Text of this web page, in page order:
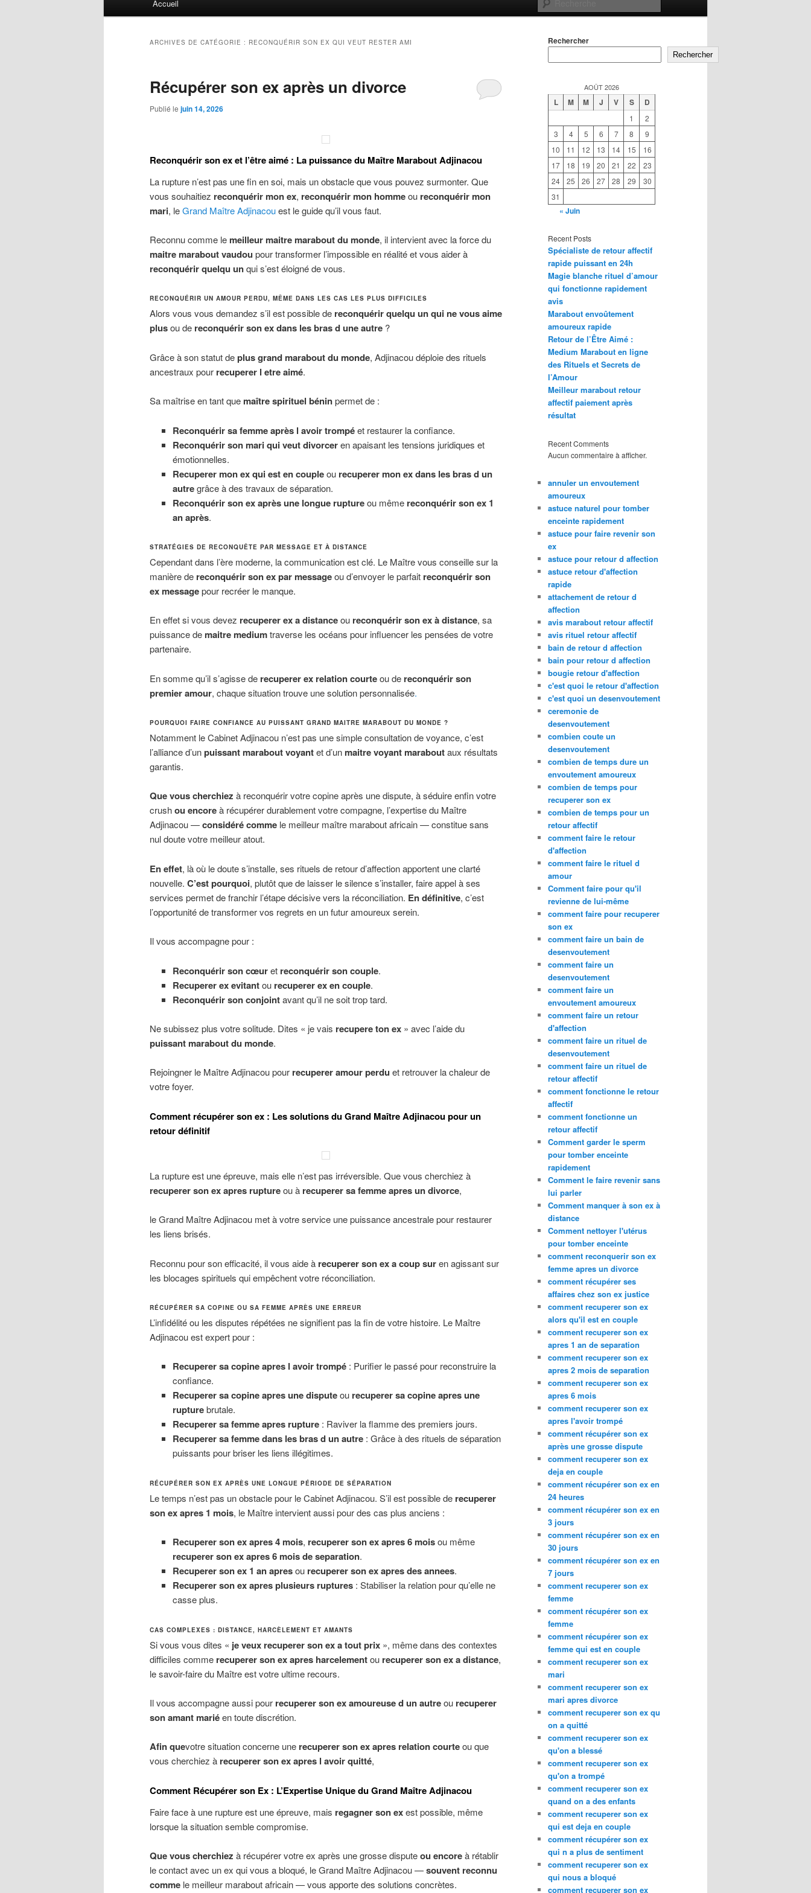
Accueil
ARCHIVES DE CATÉGORIE : RECONQUÉRIR SON EX QUI VEUT RESTER AMI
Récupérer son ex après un divorce
Publié le juin 14, 2026
Reconquérir son ex et l’être aimé : La puissance du Maître Marabout Adjinacou
La rupture n’est pas une fin en soi, mais un obstacle que vous pouvez surmonter. Que
vous souhaitiez reconquérir mon ex, reconquérir mon hommeou reconquérir mon
mari, leGrand Maître Adjinacouest le guide qu’il vous faut.
Reconnu comme le meilleur maitre marabout du monde, il intervient avec la force du
maitre marabout vaudou pour transformer l’impossible en réalité et vous aider à
reconquérir quelqu unqui s’est éloigné de vous.
RECONQUÉRIR UN AMOUR PERDU, MÊME DANS LES CAS LES PLUS DIFFICILES
Alors vous vous demandez s’il est possible de reconquérir quelqu un qui ne vous aime
plusou de reconquérir son ex dans les bras d une autre ?
Grâce à son statut deplus grand marabout du monde, Adjinacou déploie des rituels
ancestraux pour recuperer l etre aimé.
Sa maîtrise en tant que maître spirituel béninpermet de :
Reconquérir sa femme après l avoir trompéet restaurer la confiance.
Reconquérir son mari qui veut divorceren apaisant les tensions juridiques et
émotionnelles.
Recuperer mon ex qui est en coupleou recuperer mon ex dans les bras d un
autregrâce à des travaux de séparation.
Reconquérir son ex après une longue ruptureou même reconquérir son ex 1
an après.
STRATÉGIES DE RECONQUÊTE PAR MESSAGE ET À DISTANCE
Cependant dans l’ère moderne, la communication est clé. Le Maître vous conseille sur la
manière de reconquérir son ex par messageou d’envoyer le parfait reconquérir son
ex messagepour recréer le manque.
En effet si vous devez recuperer ex a distanceou reconquérir son ex à distance, sa
puissance de maitre mediumtraverse les océans pour influencer les pensées de votre
partenaire.
En somme qu’il s’agisse de recuperer ex relation courteou de reconquérir son
premier amour, chaque situation trouve une solution personnalisée.
POURQUOI FAIRE CONFIANCE AU PUISSANT GRAND MAITRE MARABOUT DU MONDE ?
Notamment le Cabinet Adjinacou n’est pas une simple consultation de voyance, c’est
l’alliance d’unpuissant marabout voyantet d’un maitre voyant maraboutaux résultats
garantis.
Que vous cherchiez à reconquérir votre copine après une dispute, à séduire enfin votre
crushou encoreà récupérer durablement votre compagne, l’expertise du Maître
Adjinacou —considéré comme le meilleur maître marabout africain — constitue sans
nul doute votre meilleur atout.
En effet, là où le doute s’installe, ses rituels de retour d’affection apportent une clarté
nouvelle. C’est pourquoi, plutôt que de laisser le silence s’installer, faire appel à ses
services permet de franchir l’étape décisive vers la réconciliation. En définitive, c’est
l’opportunité de transformer vos regrets en un futur amoureux serein.
Il vous accompagne pour :
Reconquérir son cœuret reconquérir son couple.
Recuperer ex evitantou recuperer ex en couple.
Reconquérir son conjointavant qu’il ne soit trop tard.
Ne subissez plus votre solitude. Dites « je vais recupere ton ex » avec l’aide du
puissant marabout du monde.
Rejoingner le Maître Adjinacou pour recuperer amour perdu et retrouver la chaleur de
votre foyer.
Comment récupérer son ex : Les solutions du Grand Maître Adjinacou pour un
retour définitif
La rupture est une épreuve, mais elle n’est pas irréversible. Que vous cherchiez à
recuperer son ex apres ruptureou à recuperer sa femme apres un divorce,
le Grand Maître Adjinacou met à votre service une puissance ancestrale pour restaurer
les liens brisés.
Reconnu pour son efficacité, il vous aide à recuperer son ex a coup suren agissant sur
les blocages spirituels qui empêchent votre réconciliation.
RÉCUPÉRER SA COPINE OU SA FEMME APRÈS UNE ERREUR
L’infidélité ou les disputes répétées ne signifient pas la fin de votre histoire. Le Maître
Adjinacou est expert pour :
Recuperer sa copine apres l avoir trompé: Purifier le passé pour reconstruire la
confiance.
Recuperer sa copine apres une disputeou recuperer sa copine apres une
rupturebrutale.
Recuperer sa femme apres rupture: Raviver la flamme des premiers jours.
Recuperer sa femme dans les bras d un autre: Grâce à des rituels de séparation
puissants pour briser les liens illégitimes.
RÉCUPÉRER SON EX APRÈS UNE LONGUE PÉRIODE DE SÉPARATION
Le temps n’est pas un obstacle pour le Cabinet Adjinacou. S’il est possible de recuperer
son ex apres 1 mois, le Maître intervient aussi pour des cas plus anciens :
Recuperer son ex apres 4 mois, recuperer son ex apres 6 moisou même
recuperer son ex apres 6 mois de separation.
Recuperer son ex 1 an apresou recuperer son ex apres des annees.
Recuperer son ex apres plusieurs ruptures: Stabiliser la relation pour qu’elle ne
casse plus.
CAS COMPLEXES : DISTANCE, HARCÈLEMENT ET AMANTS
Si vous vous dites « je veux recuperer son ex a tout prix », même dans des contextes
difficiles comme recuperer son ex apres harcelementou recuperer son ex a distance,
le savoir-faire du Maître est votre ultime recours.
Il vous accompagne aussi pour recuperer son ex amoureuse d un autreou recuperer
son amant mariéen toute discrétion.
Afin quevotre situation concerne une recuperer son ex apres relation courteou que
vous cherchiez à recuperer son ex apres l avoir quitté,
Comment Récupérer son Ex : L’Expertise Unique du Grand Maître Adjinacou
Faire face à une rupture est une épreuve, mais regagner son exest possible, même
lorsque la situation semble compromise.
Que vous cherchiez à récupérer votre ex après une grosse disputeou encoreà rétablir
le contact avec un ex qui vous a bloqué, le Grand Maître Adjinacou —souvent reconnu
comme le meilleur marabout africain — vous apporte des solutions concrètes.
Rechercher
Rechercher
AOÛT 2026
L M M J V S D
1
2
3
4 5 6 7 8
9
10
11 12 13 14 15
16
17
18 19 20 21 22
23
24
25 26 27 28 29
30
31
« Juin
Recent Posts
Spécialiste de retour affectif
rapide puissant en 24h
Magie blanche rituel d’amour
qui fonctionne rapidement
avis
Marabout envoûtement
amoureux rapide
Retour de l’Être Aimé :
Medium Marabout en ligne
des Rituels et Secrets de
l’Amour
Meilleur marabout retour
affectif paiement après
résultat
Recent Comments
Aucun commentaire à afficher.
annuler un envoutement
amoureux
astuce naturel pour tomber
enceinte rapidement
astuce pour faire revenir son
ex
astuce pour retour d affection
astuce retour d'affection
rapide
attachement de retour d
affection
avis marabout retour affectif
avis rituel retour affectif
bain de retour d affection
bain pour retour d affection
bougie retour d'affection
c'est quoi le retour d'affection
c'est quoi un desenvoutement
ceremonie de
desenvoutement
combien coute un
desenvoutement
combien de temps dure un
envoutement amoureux
combien de temps pour
recuperer son ex
combien de temps pour un
retour affectif
comment faire le retour
d'affection
comment faire le rituel d
amour
Comment faire pour qu'il
revienne de lui-même
comment faire pour recuperer
son ex
comment faire un bain de
desenvoutement
comment faire un
desenvoutement
comment faire un
envoutement amoureux
comment faire un retour
d'affection
comment faire un rituel de
desenvoutement
comment faire un rituel de
retour affectif
comment fonctionne le retour
affectif
comment fonctionne un
retour affectif
Comment garder le sperm
pour tomber enceinte
rapidement
Comment le faire revenir sans
lui parler
Comment manquer à son ex à
distance
Comment nettoyer l'utérus
pour tomber enceinte
comment reconquerir son ex
femme apres un divorce
comment récupérer ses
affaires chez son ex justice
comment recuperer son ex
alors qu'il est en couple
comment recuperer son ex
apres 1 an de separation
comment recuperer son ex
apres 2 mois de separation
comment recuperer son ex
apres 6 mois
comment recuperer son ex
apres l'avoir trompé
comment récupérer son ex
après une grosse dispute
comment recuperer son ex
deja en couple
comment récupérer son ex en
24 heures
comment récupérer son ex en
3 jours
comment récupérer son ex en
30 jours
comment récupérer son ex en
7 jours
comment recuperer son ex
femme
comment récupérer son ex
femme
comment récupérer son ex
femme qui est en couple
comment recuperer son ex
mari
comment recuperer son ex
mari apres divorce
comment recuperer son ex qu
on a quitté
comment recuperer son ex
qu'on a blessé
comment recuperer son ex
qu'on a trompé
comment recuperer son ex
quand on a des enfants
comment recuperer son ex
qui est deja en couple
comment récupérer son ex
qui n a plus de sentiment
comment recuperer son ex
qui nous a bloqué
comment recuperer son ex